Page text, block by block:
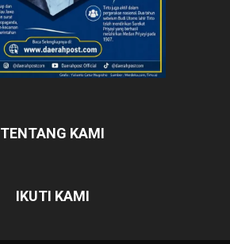
TENTANG KAMI
IKUTI KAMI